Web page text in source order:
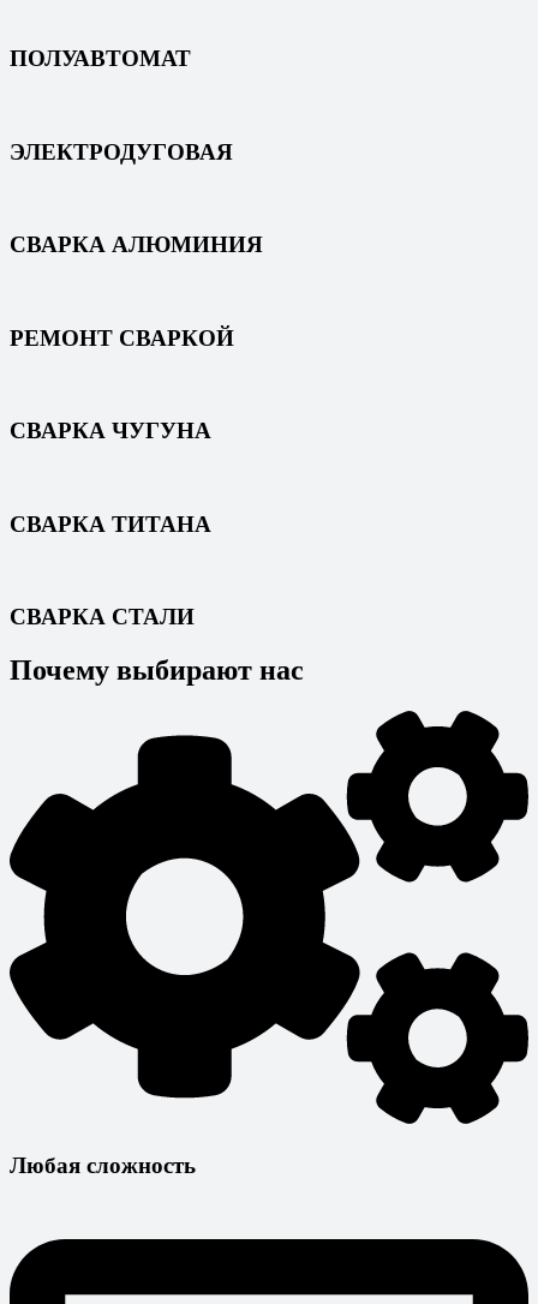
ПОЛУАВТОМАТ
ЭЛЕКТРОДУГОВАЯ
СВАРКА АЛЮМИНИЯ
РЕМОНТ СВАРКОЙ
СВАРКА ЧУГУНА
СВАРКА ТИТАНА
СВАРКА СТАЛИ
Почему выбирают нас
Любая сложность